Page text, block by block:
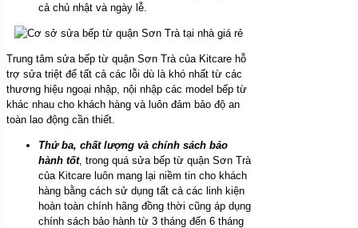
cả chủ nhật và ngày lễ.
Trung tâm sửa bếp từ quận Sơn Trà của Kitcare hỗ
trợ sửa triệt để tất cả các lỗi dù là khó nhất từ các
thương hiệu ngoại nhập, nội nhập các model bếp từ
khác nhau cho khách hàng và luôn đảm bảo độ an
toàn lao động cần thiết.
Thứ ba, chất lượng và chính sách bảo
hành tốt, trong quá sửa bếp từ quận Sơn Trà
của Kitcare luôn mang lại niềm tin cho khách
hàng bằng cách sử dụng tất cả các linh kiện
hoàn toàn chính hãng đồng thời cũng áp dụng
chính sách bảo hành từ 3 tháng đến 6 tháng